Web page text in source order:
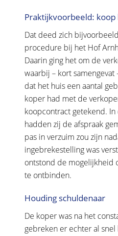
Praktijkvoorbeeld: koop
Dat deed zich
procedure bij het Hof
Daarin ging het om de
waarbij – kort samengevat
dat het huis een aantal
koper had met de
koopcontract getekend.
hadden zij de afspraak
pas in verzuim zou zijn
ingebrekestelling was
ontstond de mogelijkheid
te ontbinden.
Houding schuldenaar
De koper was na het
gebreken er echter al snel